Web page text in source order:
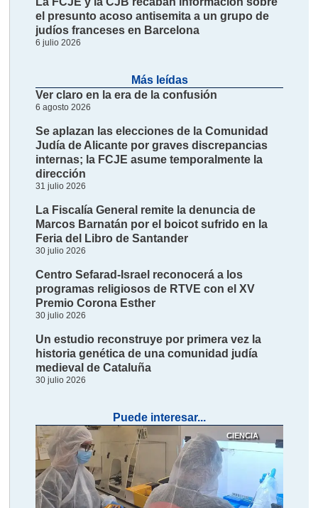
el presunto acoso antisemita a un grupo de
judíos franceses en Barcelona
6 julio 2026
Más leídas
Ver claro en la era de la confusión
6 agosto 2026
Se aplazan las elecciones de la Comunidad
Judía de Alicante por graves discrepancias
internas; la FCJE asume temporalmente la
dirección
31 julio 2026
La Fiscalía General remite la denuncia de
Marcos Barnatán por el boicot sufrido en la
Feria del Libro de Santander
30 julio 2026
Centro Sefarad-Israel reconocerá a los
programas religiosos de RTVE con el XV
Premio Corona Esther
30 julio 2026
Un estudio reconstruye por primera vez la
historia genética de una comunidad judía
medieval de Cataluña
30 julio 2026
Puede interesar...
CIENCIA